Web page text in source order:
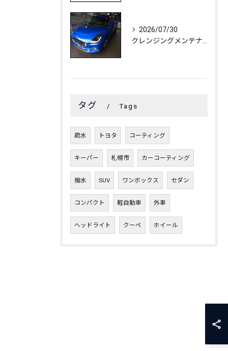
2026/07/30
タグ Tags
疏水 トヨタ コーティング
キーパー 札幌市 カーコーティング
撥水 SUV ワンボックス セダン
コンパクト 軽自動車 外車
ヘッドライト クーペ ホイール